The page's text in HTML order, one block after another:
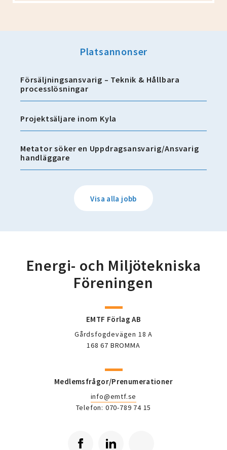
Platsannonser
Försäljningsansvarig – Teknik & Hållbara
processlösningar
Projektsäljare inom Kyla
Metator söker en Uppdragsansvarig/Ansvarig
handläggare
Visa alla jobb
Energi- och Miljötekniska
Föreningen
EMTF Förlag AB
Gårdsfogdevägen 18 A
168 67 BROMMA
Medlemsfrågor/Prenumerationer
info@emtf.se
Telefon: 070-789 74 15